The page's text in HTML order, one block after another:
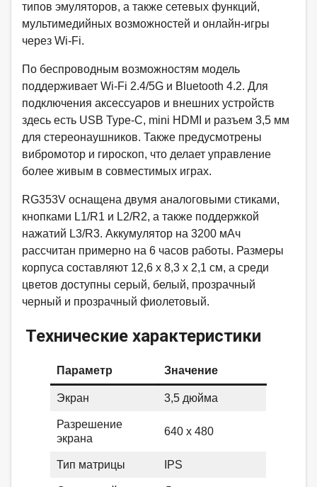
типов эмуляторов, а также сетевых функций,
мультимедийных возможностей и онлайн-игры
через Wi‑Fi.
По беспроводным возможностям модель
поддерживает Wi‑Fi 2.4/5G и Bluetooth 4.2. Для
подключения аксессуаров и внешних устройств
здесь есть USB Type-C, mini HDMI и разъем 3,5 мм
для стереонаушников. Также предусмотрены
вибромотор и гироскоп, что делает управление
более живым в совместимых играх.​
RG353V оснащена двумя аналоговыми стиками,
кнопками L1/R1 и L2/R2, а также поддержкой
нажатий L3/R3. Аккумулятор на 3200 мАч
рассчитан примерно на 6 часов работы. Размеры
корпуса составляют 12,6 x 8,3 x 2,1 см, а среди
цветов доступны серый, белый, прозрачный
черный и прозрачный фиолетовый.
Технические характеристики
Параметр Значение
Экран 3,5 дюйма
Разрешение
экрана
640 x 480
Тип матрицы IPS